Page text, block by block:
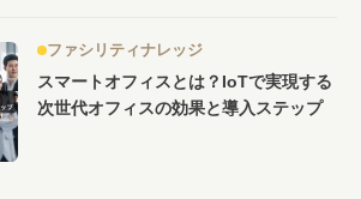
ュー #ファシリティ #デザイン
レイアウト #オフィス移転 #その他
#コスト
ファシリティナレッジ
スマートオフィスとは？IoTで実現する
次世代オフィスの効果と導入ステップ